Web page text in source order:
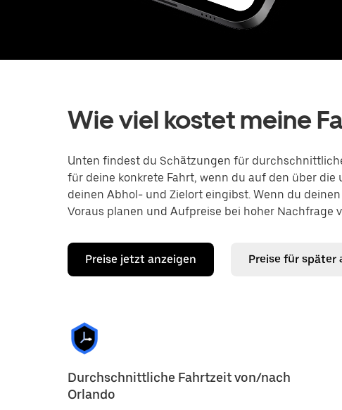
Wie viel kostet meine
Unten findest du Schätzungen für
für deine konkrete Fahrt, wenn du auf den über
deinen Abhol- und Zielort eingibst. Wenn du
Voraus planen und Aufpreise bei hoher Nachfrage
Preise jetzt anzeigen Preise für später
Durchschnittliche Fahrtzeit von/nach
Orlando